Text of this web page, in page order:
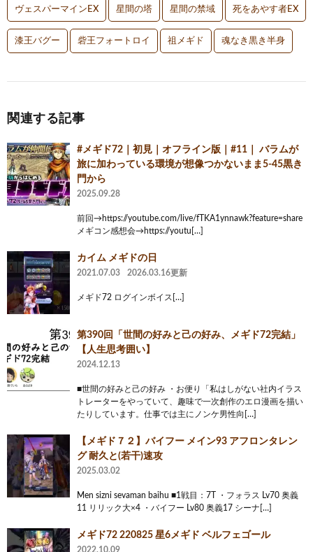
ヴェスパーマインEX 星間の塔 星間の禁域 死をあやす者EX
漆王バグー 砦王フォートロイ 祖メギド 魂なき黒き半身
関連する記事
#メギド72｜初見｜オフライン版｜#11｜ バラムが
旅に加わっている環境が想像つかないまま5-45黒き
門から
2025.09.28
前回→https://youtube.com/live/fTKA1ynnawk?feature=share
メギコン感想会→https://youtu[…]
カイム メギドの日
2021.07.03 2026.03.16更新
メギド72 ログインボイス[…]
第390回「世間の好みと己の好み、メギド72完結」
【人生思考囲い】
2024.12.13
■世間の好みと己の好み ・お便り「私はしがない社内イラス
トレーターをやっていて、趣味で一次創作のエロ漫画を描い
たりしています。仕事では主にノンケ男性向[…]
【メギド７２】バイフー メイン93 アフロンタレン
グ 耐久と(若干)速攻
2025.03.02
Men sizni sevaman baihu ■1戦目：7T ・フォラス Lv70 奥義
11 リリック大×4 ・バイフー Lv80 奥義17 シーナ[…]
メギド72 220825 星6メギド ベルフェゴール
2022.10.09